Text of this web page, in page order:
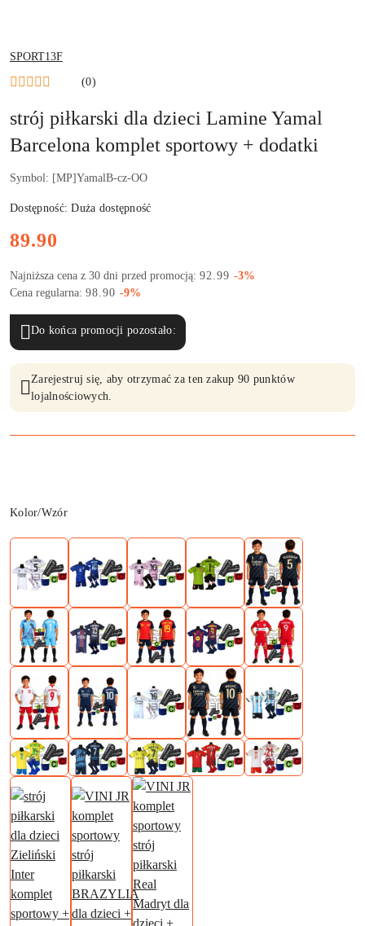
NAZWA
PRODUCENTA:
SPORT13F
(0)
strój piłkarski dla dzieci Lamine Yamal
Barcelona komplet sportowy + dodatki
Symbol: [MP]YamalB-cz-OO
Dostępność:Duża dostępność
Cena:
89.90
Najniższa cena z 30 dni przed promocją: 92.99 Rabat:
-3%
Cena regularna: 98.90 Rabat:
-9%
Do końca promocji pozostało:
Zarejestruj się, aby otrzymać za ten zakup 90 punktów
lojalnościowych.
Wariant
Kolor/Wzór